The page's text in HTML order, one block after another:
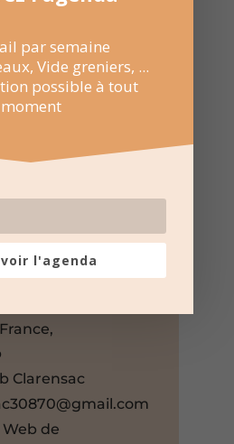
Clarensac
de
par semaine
Vide greniers, ...
possible à tout
moment
l'agenda